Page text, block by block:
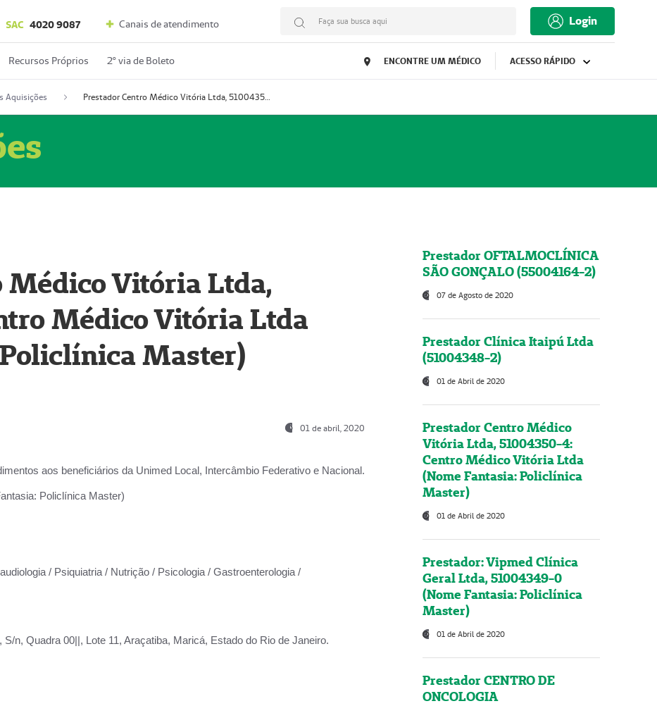
SAC 4020 9087 Canais de atendimento Faça sua busca aqui Login
Recursos Próprios 2º via de Boleto ENCONTRE UM MÉDICO ACESSO RÁPIDO
Aquisições Prestador Centro Médico Vitória Ltda, 51004350-4: Centro Médico Vitória Ltda (Nome Fantasia: Policlínica Master)
Médico Vitória Ltda,
Médico Vitória Ltda
Master)
01 de abril, 2020
aos beneficiários da Unimed Local, Intercâmbio Federativo e Nacional.
Policlínica Master)
/ Psiquiatria / Nutrição / Psicologia / Gastroenterologia /
n, Quadra 00||, Lote 11, Araçatiba, Maricá, Estado do Rio de Janeiro.
Prestador OFTALMOCLÍNICA
SÃO GONÇALO (55004164-2)
07 de Agosto de 2020
Prestador Clínica Itaipú Ltda
(51004348-2)
01 de Abril de 2020
Prestador Centro Médico
Vitória Ltda, 51004350-4:
Centro Médico Vitória Ltda
(Nome Fantasia: Policlínica
Master)
01 de Abril de 2020
Prestador: Vipmed Clínica
Geral Ltda, 51004349-0
(Nome Fantasia: Policlínica
Master)
01 de Abril de 2020
Prestador CENTRO DE
ONCOLOGIA